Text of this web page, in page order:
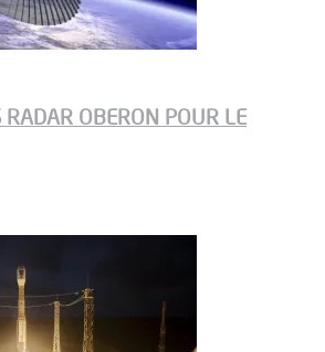
RADAR OBERON POUR LE